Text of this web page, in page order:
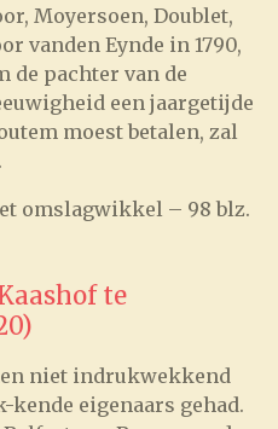
Moyersoen, Doublet,
vanden Eynde in 1790,
de pachter van de
een jaargetijde
moest betalen, zal
omslagwikkel – 98 blz.
te
niet indrukwekkend
eigenaars gehad.